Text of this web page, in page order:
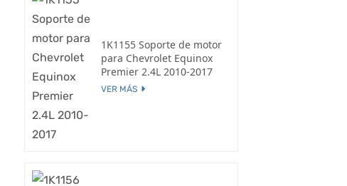
1K1155 Soporte de motor
para Chevrolet Equinox
Premier 2.4L 2010-2017
VER MÁS